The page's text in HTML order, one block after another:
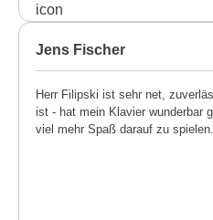
Jens Fischer
Herr Filipski ist sehr net,
ist - hat mein Klavier wunderbar
viel mehr Spaß darauf zu